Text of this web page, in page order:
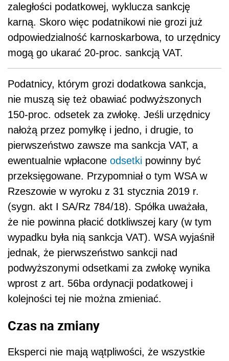
zaległości podatkowej, wyklucza sankcję
karną. Skoro więc podatnikowi nie grozi już
odpowiedzialność karnoskarbowa, to urzędnicy
mogą go ukarać 20-proc. sankcją VAT.
Podatnicy, którym grozi dodatkowa sankcja,
nie muszą się też obawiać podwyższonych
150-proc. odsetek za zwłokę. Jeśli urzędnicy
nałożą przez pomyłkę i jedno, i drugie, to
pierwszeństwo zawsze ma sankcja VAT, a
ewentualnie wpłacone odsetki powinny być
przeksięgowane. Przypomniał o tym WSA w
Rzeszowie w wyroku z 31 stycznia 2019 r.
(sygn. akt I SA/Rz 784/18). Spółka uważała,
że nie powinna płacić dotkliwszej kary (w tym
wypadku była nią sankcja VAT). WSA wyjaśnił
jednak, że pierwszeństwo sankcji nad
podwyższonymi odsetkami za zwłokę wynika
wprost z art. 56ba ordynacji podatkowej i
kolejności tej nie można zmieniać.
Czas na zmiany
Eksperci nie mają wątpliwości, że wszystkie